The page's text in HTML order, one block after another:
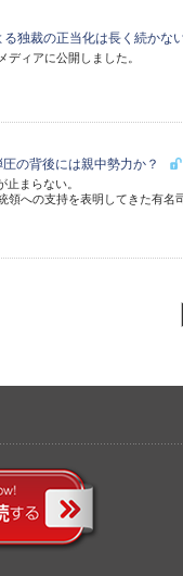
独裁の正当化は長く続かな
ィアに公開しました。
の背後には親中勢力か？
まらない。
への支持を表明してきた有名